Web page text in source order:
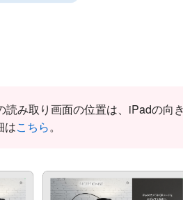
読み取り画面の位置は、iPadの向
はこちら。